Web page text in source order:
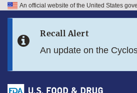
Skip to FDA Search
Skip to footer links
An official website of the United States
Recall Alert
An update on the